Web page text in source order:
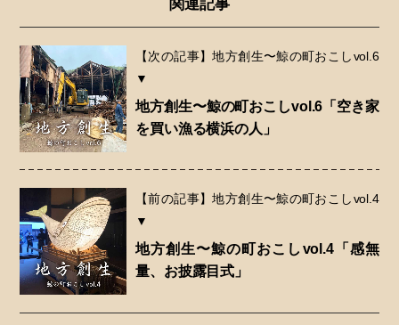
関連記事
【次の記事】地方創生〜鯨の町おこしvol.6
▼
地方創生〜鯨の町おこしvol.6「空き家
を買い漁る横浜の人」
【前の記事】地方創生〜鯨の町おこしvol.4
▼
地方創生〜鯨の町おこしvol.4「感無
量、お披露目式」